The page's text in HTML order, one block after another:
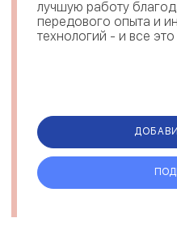
лучшую работу
передового опыта и
технологий - и все это